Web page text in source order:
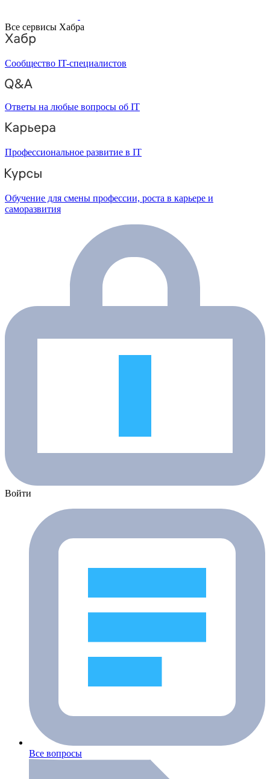
Все сервисы Хабра
Сообщество IT-специалистов
Ответы на любые вопросы об IT
Профессиональное развитие в IT
Обучение для смены профессии, роста в карьере и
саморазвития
Войти
Все вопросы